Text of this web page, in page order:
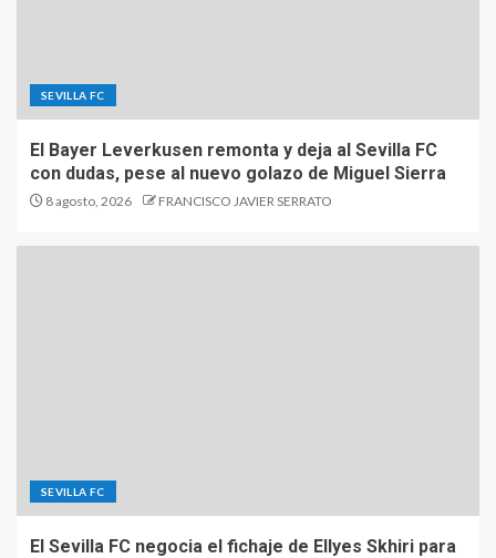
SEVILLA FC
El Bayer Leverkusen remonta y deja al Sevilla FC
con dudas, pese al nuevo golazo de Miguel Sierra
8 agosto, 2026 FRANCISCO JAVIER SERRATO
SEVILLA FC
El Sevilla FC negocia el fichaje de Ellyes Skhiri para